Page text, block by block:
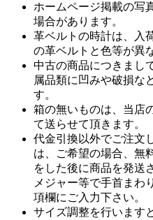
ホームページ掲載の写
場合があります。
革ベルトの時計は、入
の革ベルトと色等が異
中古の商品につきまし
属品類に凹みや破損な
す。
箱の無いものは、当店
て送らせて頂きます。
代金引換以外でご注文
は、ご希望の場合、無
をした後に商品を発送
メジャー等で手首まわ
項欄にご入力下さい。
サイズ調整を行います